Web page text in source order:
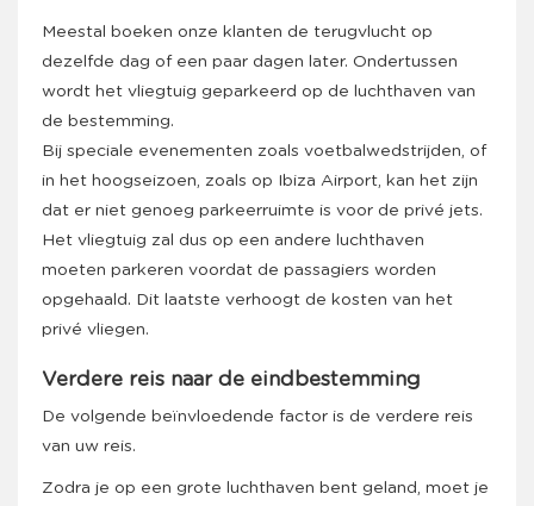
Meestal boeken onze klanten de terugvlucht op
dezelfde dag of een paar dagen later. Ondertussen
wordt het vliegtuig geparkeerd op de luchthaven van
de bestemming.
Bij speciale evenementen zoals voetbalwedstrijden, of
in het hoogseizoen, zoals op Ibiza Airport, kan het zijn
dat er niet genoeg parkeerruimte is voor de privé jets.
Het vliegtuig zal dus op een andere luchthaven
moeten parkeren voordat de passagiers worden
opgehaald. Dit laatste verhoogt de kosten van het
privé vliegen.
Verdere reis naar de eindbestemming
De volgende beïnvloedende factor is de verdere reis
van uw reis.
Zodra je op een grote luchthaven bent geland, moet je